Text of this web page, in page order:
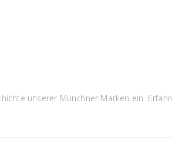
unserer Münchner Marken ein.